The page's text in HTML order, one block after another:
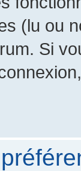
(lu ou
Si